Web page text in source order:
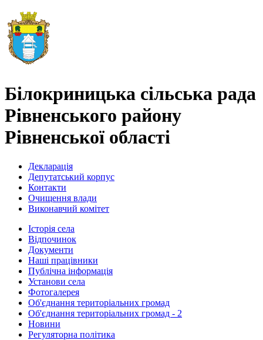
Білокриницька сільська рада
Рівненського району
Рівненської області
Декларація
Депутатський корпус
Контакти
Очищення влади
Виконавчий комітет
Історія села
Відпочинок
Документи
Наші працівники
Публічна інформація
Установи села
Фотогалерея
Об'єднання територіальних громад
Об'єднання територіальних громад - 2
Новини
Регуляторна політика